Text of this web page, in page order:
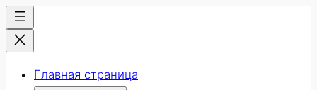
Главная страница